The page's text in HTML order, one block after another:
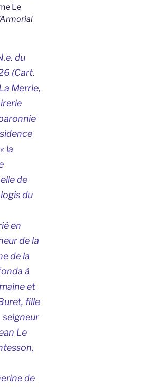
Le
du
(Cart.
Merrie,
la
de
du
en
de la
de la
à
et
fille
seigneur
Le
de